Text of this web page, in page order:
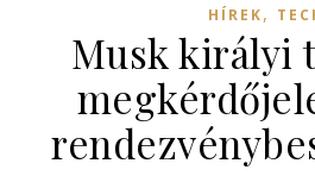
HÍREK,
Musk királyi